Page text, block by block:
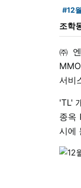
#12
조학
㈜
서비
'TL'
종옥
시에